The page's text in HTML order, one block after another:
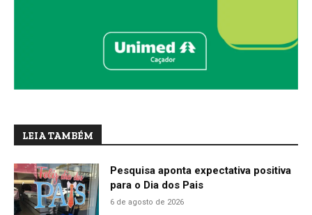
LEIA TAMBÉM
Pesquisa aponta expectativa positiva
para o Dia dos Pais
6 de agosto de 2026